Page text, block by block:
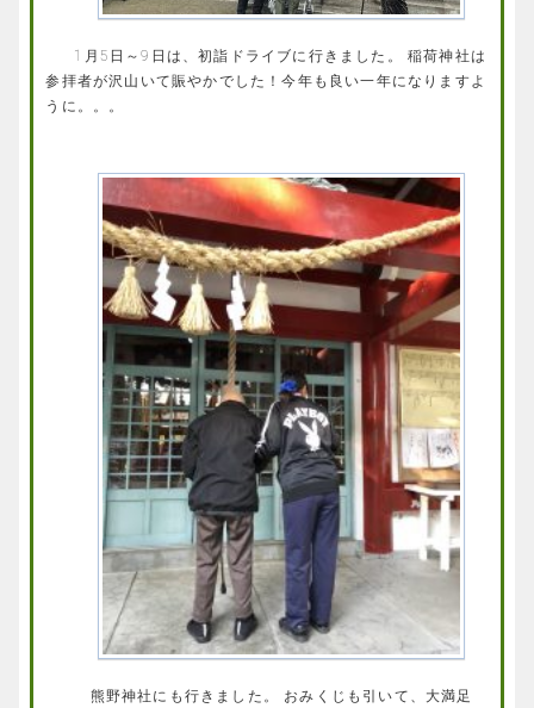
1月5日～9日は、初詣ドライブに行きました。 稲荷神社は
参拝者が沢山いて賑やかでした！今年も良い一年になりますよ
うに。。。
熊野神社にも行きました。 おみくじも引いて、大満足